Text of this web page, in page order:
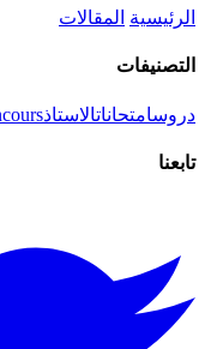
الرئيسية المقالات
التصنيفات
دروسامتحاناتالاستاذ
تابعنا